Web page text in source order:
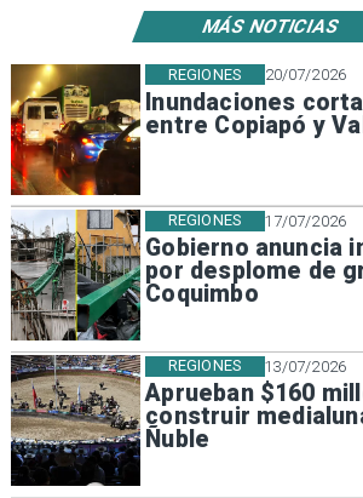
MÁS NOTICIAS
20/07/2026
Inundaciones
entre Copiapó y
REGIONES
17/07/2026
Gobierno anuncia
por desplome de
Coquimbo
REGIONES
13/07/2026
Aprueban $160
construir
Ñuble
REGIONES